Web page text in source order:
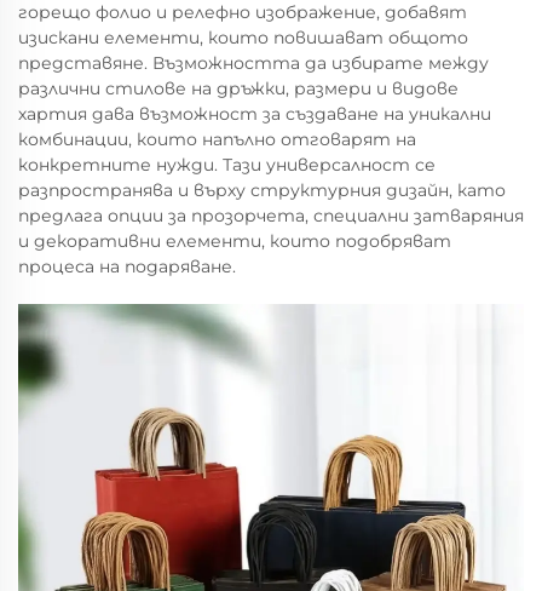
горещо фолио и релефно изображение, добавят
изискани елементи, които повишават общото
представяне. Възможността да избирате между
различни стилове на дръжки, размери и видове
хартия дава възможност за създаване на уникални
комбинации, които напълно отговарят на
конкретните нужди. Тази универсалност се
разпространява и върху структурния дизайн, като
предлага опции за прозорчета, специални затваряния
и декоративни елементи, които подобряват
процеса на подаряване.